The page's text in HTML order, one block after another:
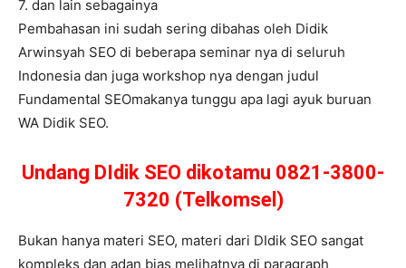
7. dan lain sebagainya
Pembahasan ini sudah sering dibahas oleh Didik
Arwinsyah SEO di beberapa seminar nya di seluruh
Indonesia dan juga workshop nya dengan judul
Fundamental SEOmakanya tunggu apa lagi ayuk buruan
WA Didik SEO.
Undang DIdik SEO dikotamu 0821-3800-
7320 (Telkomsel)
Bukan hanya materi SEO, materi dari DIdik SEO sangat
kompleks dan adan bias melihatnya di paragraph